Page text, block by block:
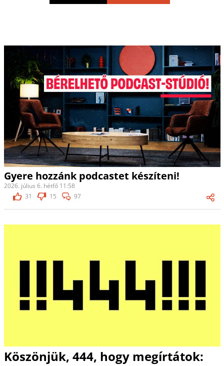
Gyere hozzánk podcastet készíteni!
2026. július 6. hétfő 11:58
31
15 97
Köszönjük, 444, hogy megírtátok: